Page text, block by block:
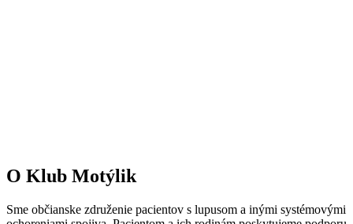
O Klub Motýlik
Sme občianske združenie pacientov s lupusom a inými systémovými